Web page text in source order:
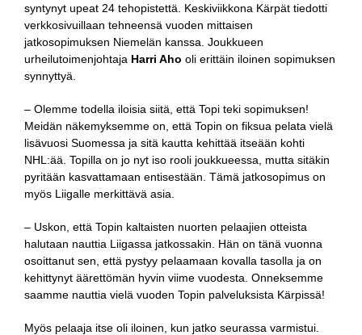
syntynyt upeat 24 tehopistettä. Keskiviikkona Kärpät tiedotti
verkkosivuillaan tehneensä vuoden mittaisen
jatkosopimuksen Niemelän kanssa. Joukkueen
urheilutoimenjohtaja Harri Aho oli erittäin iloinen sopimuksen
synnyttyä.
– Olemme todella iloisia siitä, että Topi teki sopimuksen!
Meidän näkemyksemme on, että Topin on fiksua pelata vielä
lisävuosi Suomessa ja sitä kautta kehittää itseään kohti
NHL:ää. Topilla on jo nyt iso rooli joukkueessa, mutta sitäkin
pyritään kasvattamaan entisestään. Tämä jatkosopimus on
myös Liigalle merkittävä asia.
– Uskon, että Topin kaltaisten nuorten pelaajien otteista
halutaan nauttia Liigassa jatkossakin. Hän on tänä vuonna
osoittanut sen, että pystyy pelaamaan kovalla tasolla ja on
kehittynyt äärettömän hyvin viime vuodesta. Onneksemme
saamme nauttia vielä vuoden Topin palveluksista Kärpissä!
Myös pelaaja itse oli iloinen, kun jatko seurassa varmistui.